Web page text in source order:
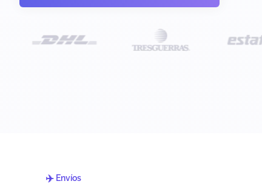
Envíos